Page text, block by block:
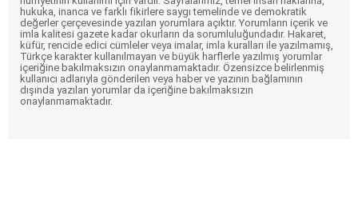
hukuka, inanca ve farklı fikirlere saygı temelinde ve demokratik
değerler çerçevesinde yazılan yorumlara açıktır. Yorumların içerik ve
imla kalitesi gazete kadar okurların da sorumluluğundadır. Hakaret,
küfür, rencide edici cümleler veya imalar, imla kuralları ile yazılmamış,
Türkçe karakter kullanılmayan ve büyük harflerle yazılmış yorumlar
içeriğine bakılmaksızın onaylanmamaktadır. Özensizce belirlenmiş
kullanıcı adlarıyla gönderilen veya haber ve yazının bağlamının
dışında yazılan yorumlar da içeriğine bakılmaksızın
onaylanmamaktadır.